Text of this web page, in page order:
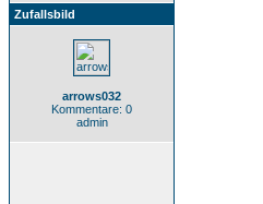
Zufallsbild
arrows032
Kommentare: 0
admin